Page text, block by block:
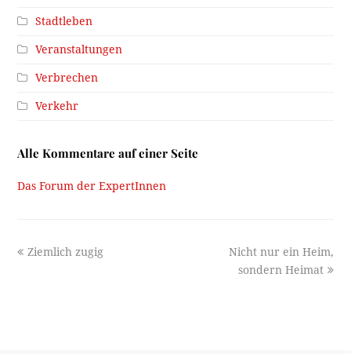
Stadtleben
Veranstaltungen
Verbrechen
Verkehr
Alle Kommentare auf einer Seite
Das Forum der ExpertInnen
previous
Ziemlich zugig
next
post:
Nicht nur ein Heim,
sondern Heimat